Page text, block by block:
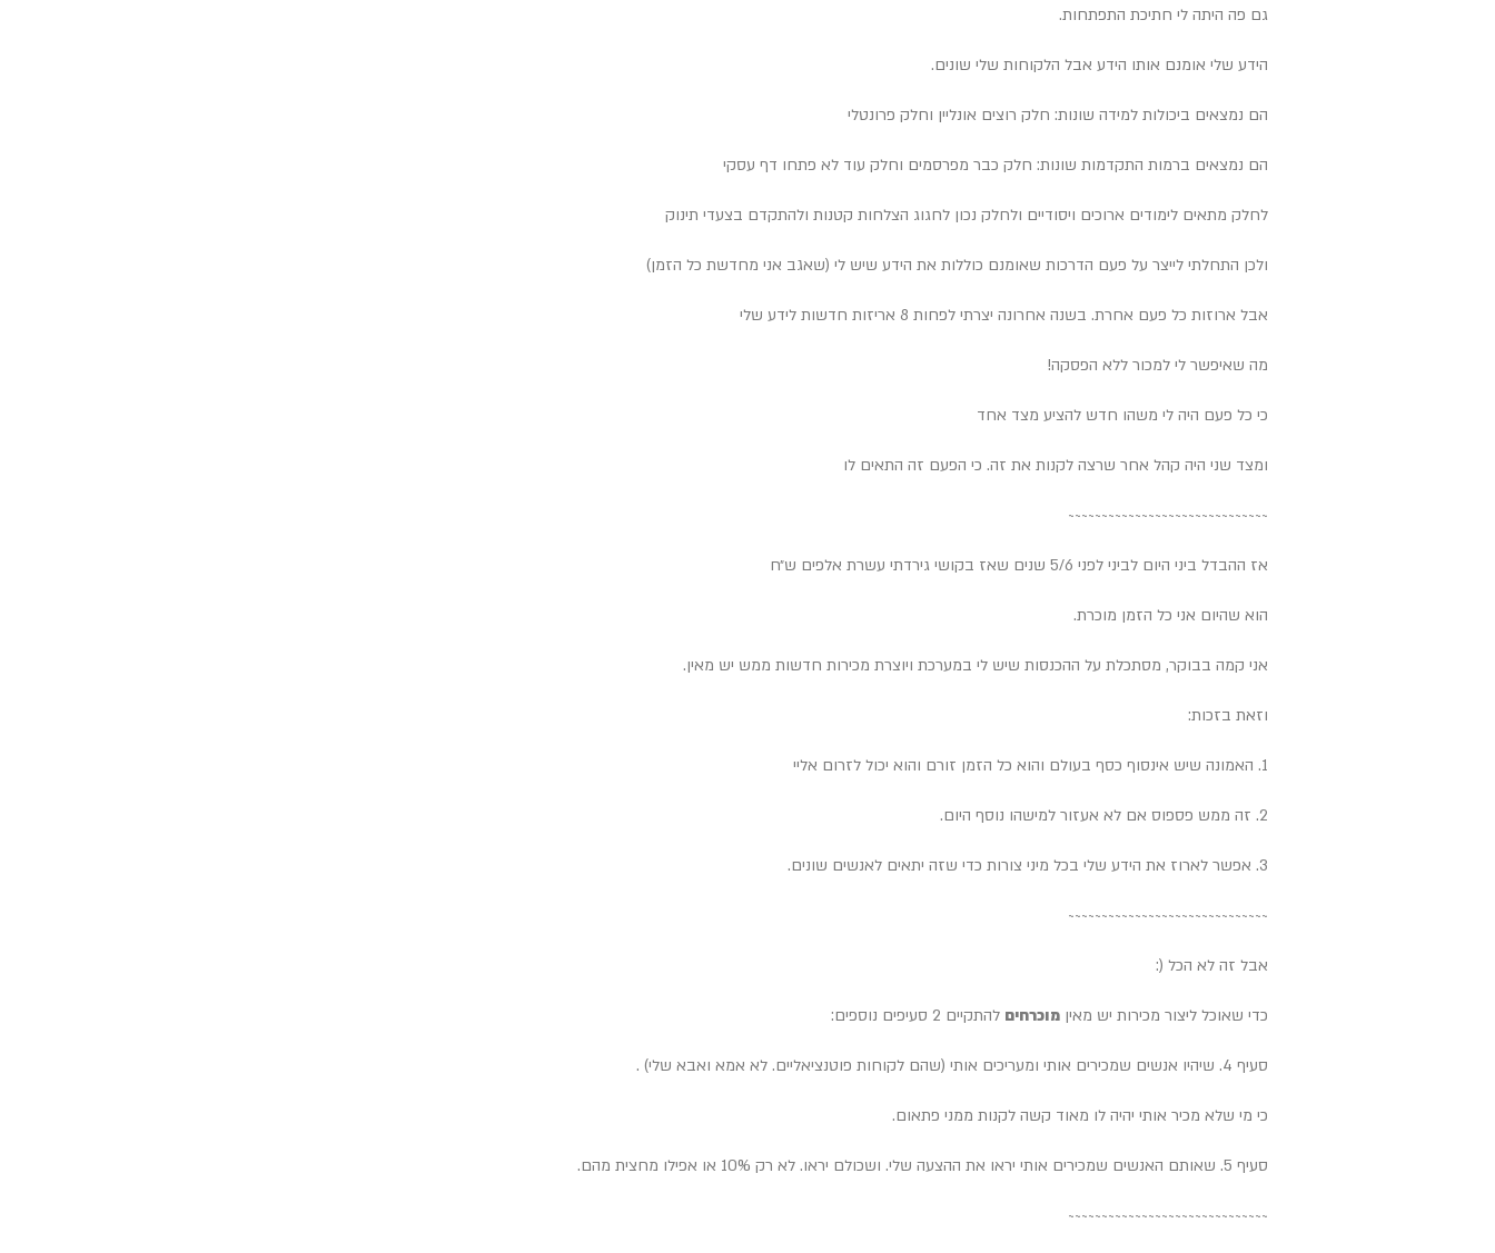
גם פה היתה לי חתיכת התפתחות.
הידע שלי אומנם אותו הידע אבל הלקוחות שלי שונים.
הם נמצאים ביכולות למידה שונות: חלק רוצים אונליין וחלק פרונטלי
הם נמצאים ברמות התקדמות שונות: חלק כבר מפרסמים וחלק עוד לא פתחו דף עסקי
לחלק מתאים לימודים ארוכים ויסודיים ולחלק נכון לחגוג הצלחות קטנות ולהתקדם בצעדי תינוק
ולכן התחלתי לייצר על פעם הדרכות שאומנם כוללות את הידע שיש לי (שאגב אני מחדשת כל הזמן)
אבל ארוזות כל פעם אחרת. בשנה אחרונה יצרתי לפחות 8 אריזות חדשות לידע שלי
מה שאיפשר לי למכור ללא הפסקה!
כי כל פעם היה לי משהו חדש להציע מצד אחד
ומצד שני היה קהל אחר שרצה לקנות את זה. כי הפעם זה התאים לו
~~~~~~~~~~~~~~~
~~~~~~~~~~~~~~~
אז ההבדל ביני היום לביני לפני 5/6 שנים שאז בקושי גירדתי עשרת אלפים ש״ח
הוא שהיום אני כל הזמן מוכרת.
אני קמה בבוקר, מסתכלת על ההכנסות שיש לי במערכת ויוצרת מכירות חדשות ממש יש מאין.
וזאת בזכות:
1. האמונה שיש אינסוף כסף בעולם והוא כל הזמן זורם והוא יכול לזרום אליי
2. זה ממש פספוס אם לא אעזור למישהו נוסף היום.
3. אפשר לארוז את הידע שלי בכל מיני צורות כדי שזה יתאים לאנשים שונים.
~~~~~~~~~~~~~~~
~~~~~~~~~~~~~~~
אבל זה לא הכל (:
כדי שאוכל ליצור מכירות יש מאיןמוכרחים להתקיים 2 סעיפים נוספים:
סעיף 4. שיהיו אנשים שמכירים אותי ומעריכים אותי (שהם לקוחות פוטנציאליים. לא אמא ואבא שלי) .
כי מי שלא מכיר אותי יהיה לו מאוד קשה לקנות ממני פתאום.
סעיף 5. שאותם האנשים שמכירים אותי יראו את ההצעה שלי. ושכולם יראו. לא רק 10% או אפילו מחצית מהם.
~~~~~~~~~~~~~~~
~~~~~~~~~~~~~~~